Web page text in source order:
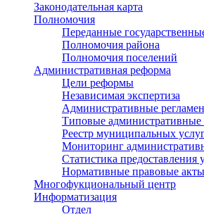
Законодательная карта
Полномочия
Переданные
Полномочия района
Полномочия поселений
Административная реформа
Цели реформы
Независимая экспертиза
Административные
Типовые административные
Реестр муниципальных
Мониторинг
Статистика предоставления
Нормативные правовые акты
Многофукциональный центр
Информатизация
Отдел